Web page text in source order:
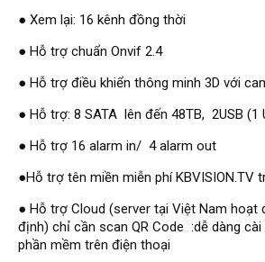
Thiết bị chống trộm
Thiết bị chống trộm Paradox
Thiết bị Enforcer
access control
Khóa điện tử VIRO
Khóa điện tử KBVISION
Access control Syris
Giải pháp
LẮP ĐẶT CAMERA TRỌN GÓI
● Xem lại: 16 kênh đồng thời
● Hỗ trợ chuẩn Onvif 2.4
● Hỗ trợ điều khiển thông minh 3D với
● Hỗ trợ: 8 SATA lên đến 48TB, 2USB (1
● Hỗ trợ 16 alarm in/ 4 alarm out
●Hỗ trợ tên miền miễn phí KBVISION.TV
● Hỗ trợ Cloud (server tại Việt Nam hoạt
định) chỉ cần scan QR Code :dễ dàng
phần mềm trên điện thoại